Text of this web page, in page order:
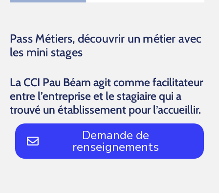
Solutions
Pass Métiers, découvrir un métier avec
les mini stages
La CCI Pau Béarn agit comme facilitateur
entre l’entreprise et le stagiaire qui a
trouvé un établissement pour l’accueillir.
Demande de
renseignements